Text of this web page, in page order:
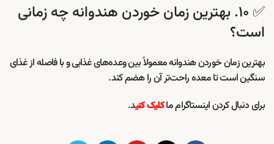
✅ ۱۰. بهترین زمان خوردن هندوانه چه زمانی
است؟
بهترین زمان خوردن هندوانه معمولاً بین وعده‌های غذایی و با فاصله از غذای
سنگین است تا معده راحت‌تر آن را هضم کند.
برای دنبال کردن اینستاگرام ماکلیک کنید.